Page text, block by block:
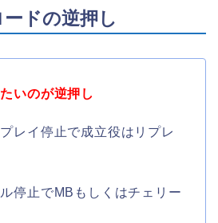
ドの逆押し
いのが逆押し
レイ停止で成立役はリプレ
停止でMBもしくはチェリー